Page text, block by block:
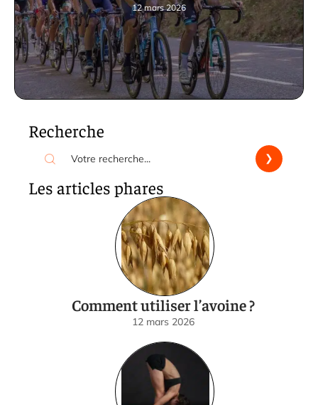
12 mars 2026
Recherche
Les articles phares
Comment utiliser l’avoine ?
12 mars 2026